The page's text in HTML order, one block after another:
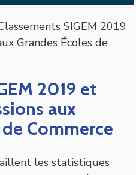
SIGEM 2019
Grandes Écoles de
2019 et
aux
Commerce
les statistiques